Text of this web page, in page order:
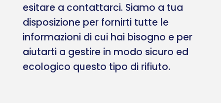
esitare a contattarci. Siamo a tua
disposizione per fornirti tutte le
informazioni di cui hai bisogno e per
aiutarti a gestire in modo sicuro ed
ecologico questo tipo di rifiuto.